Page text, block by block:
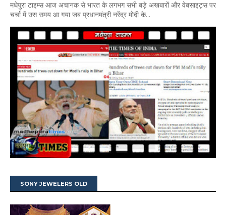
मधेपुरा टाइम्स आज अचानक से भारत के लगभग सभी बड़े अखबारों और वेबसाइट्स पर
चर्चा में उस समय आ गया जब प्रधानमंत्री नरेंद्र मोदी के...
SONY JEWELERS OLD